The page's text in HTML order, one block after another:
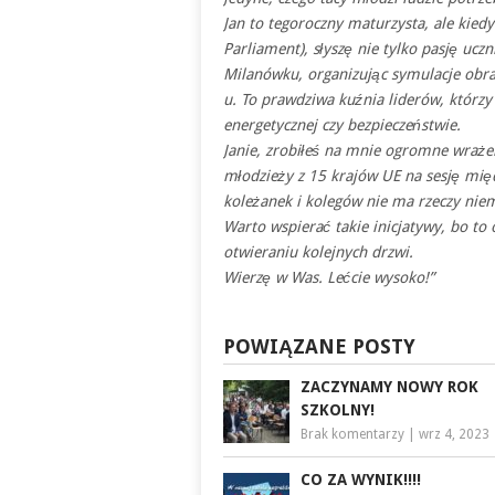
Jan to tegoroczny maturzysta, ale
Parliament), słyszę nie tylko pasję
Milanówku, organizując symulacje
u. To prawdziwa kuźnia liderów,
energetycznej czy bezpieczeństwie.
Janie, zrobiłeś na mnie ogromne
młodzieży z 15 krajów UE na sesję
koleżanek i kolegów nie ma rzeczy
Warto wspierać takie inicjatywy, bo to
otwieraniu kolejnych drzwi.
Wierzę w Was. Lećcie wysoko!”
POWIĄZANE POSTY
ZACZYNAMY NOWY ROK
SZKOLNY!
Brak komentarzy wrz 4, 2023
CO ZA WYNIK!!!!